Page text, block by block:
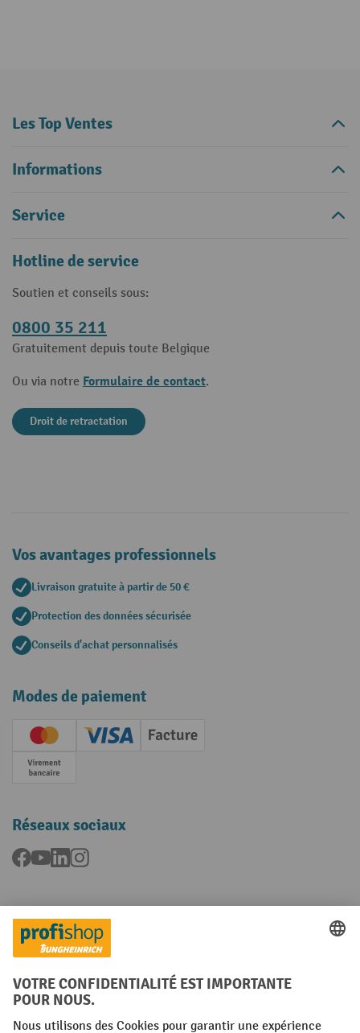
Les Top Ventes
Informations
Service
Hotline de service
Soutien et conseils sous:
0800 35 211
Gratuitement depuis toute Belgique
Ou via notre Formulaire de contact.
Droit de retractation
Vos avantages professionnels
Livraison gratuite à partir de 50 €
Protection des données sécurisée
Conseils d'achat personnalisés
Modes de paiement
Creditcard (Master)Creditcard (Visa)
Facture
Paiement anticipé
Réseaux sociaux
Facebook
YouTubeLinkedInInstagram
Langues
FR NL
Conditions générales Mentions légales